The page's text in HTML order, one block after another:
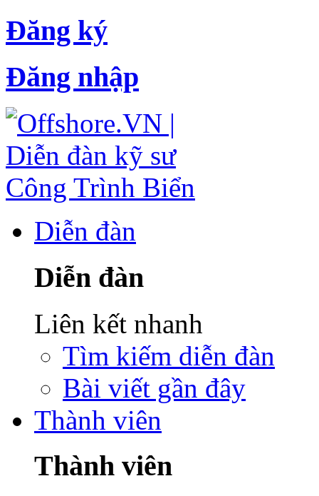
Đăng ký
Đăng nhập
Diễn đàn
Diễn đàn
Liên kết nhanh
Tìm kiếm diễn đàn
Bài viết gần đây
Thành viên
Thành viên